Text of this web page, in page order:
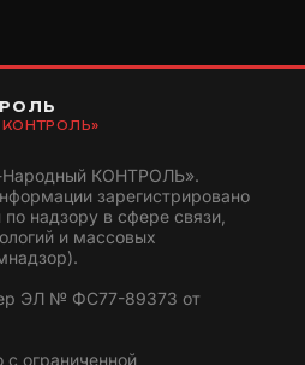
Народный КОНТРОЛЬ».
зарегистрировано
надзору в сфере связи,
и массовых
ЭЛ № ФС77-89373 от
ограниченной